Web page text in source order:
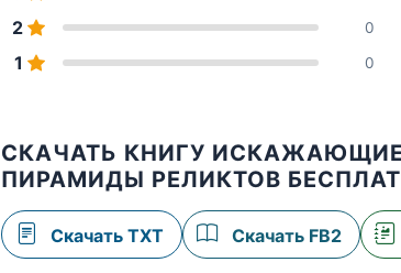
2 0
1 0
СКАЧАТЬ КНИГУ ИСКАЖАЮЩИЕ
ПИРАМИДЫ РЕЛИКТОВ
Скачать TXT Скачать FB2